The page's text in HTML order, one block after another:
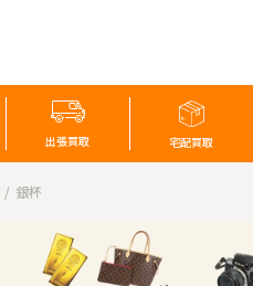
出張買取 宅配買取
銀杯